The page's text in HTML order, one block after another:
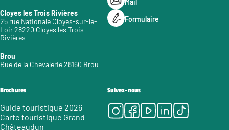
Cloyes les Trois Rivières
25 rue Nationale Cloyes-sur-le-
Loir 28220 Cloyes les Trois
Rivières
Brou
Rue de la Chevalerie 28160 Brou
Formulaire
Brochures
Guide touristique 2026
Carte touristique Grand
Châteaudun
Suivez-nous
Instagram
Facebook
Youtube
LinkedIn
Tiktok